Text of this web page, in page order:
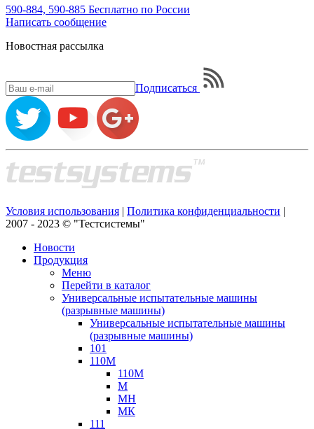
590-884, 590-885 Бесплатно по России
Написать сообщение
Новостная рассылка
Подписаться
Условия использования | Политика конфиденциальности |
2007 - 2023 © "Тестсистемы"
Новости
Продукция
Меню
Перейти в каталог
Универсальные испытательные машины
(разрывные машины)
Универсальные испытательные машины
(разрывные машины)
101
110М
110М
М
МН
МК
111